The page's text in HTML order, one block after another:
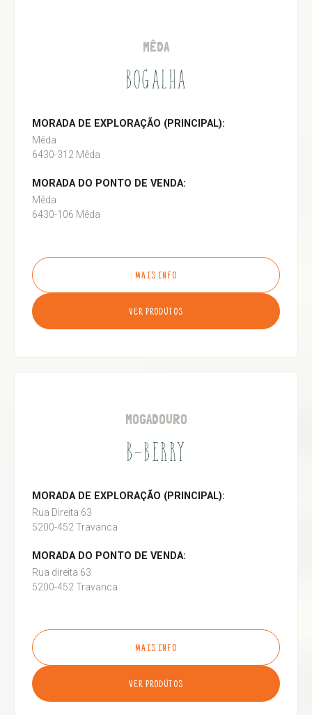
MÊDA
BOGALHA
MORADA DE EXPLORAÇÃO (PRINCIPAL):
Mêda
6430-312 Mêda
MORADA DO PONTO DE VENDA:
Mêda
6430-106 Mêda
MAIS INFO
VER PRODUTOS
MOGADOURO
B-BERRY
MORADA DE EXPLORAÇÃO (PRINCIPAL):
Rua Direita 63
5200-452 Travanca
MORADA DO PONTO DE VENDA:
Rua direita 63
5200-452 Travanca
MAIS INFO
VER PRODUTOS